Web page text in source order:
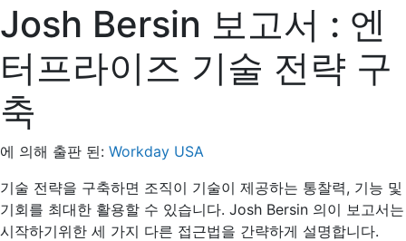
Josh Bersin 보고서 : 엔
터프라이즈 기술 전략 구
축
에 의해 출판 된: Workday USA
기술 전략을 구축하면 조직이 기술이 제공하는 통찰력, 기능 및
기회를 최대한 활용할 수 있습니다. Josh Bersin 의이 보고서는
시작하기위한 세 가지 다른 접근법을 간략하게 설명합니다.